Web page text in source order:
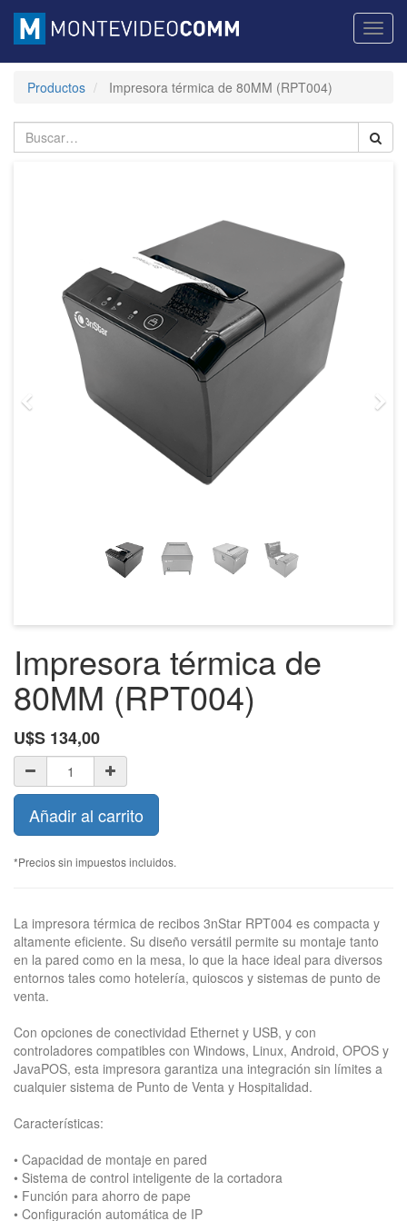
Productos Impresora térmica de 80MM (RPT004)
Previous
Impresora térmica de
80MM (RPT004)
U$S 134,00
Añadir al carrito
*Precios sin impuestos incluidos.
La impresora térmica de recibos 3nStar RPT004 es compacta y
altamente eficiente. Su diseño versátil permite su montaje tanto
en la pared como en la mesa, lo que la hace ideal para diversos
entornos tales como hotelería, quioscos y sistemas de punto de
venta.
Con opciones de conectividad Ethernet y USB, y con
controladores compatibles con Windows, Linux, Android, OPOS y
JavaPOS, esta impresora garantiza una integración sin límites a
cualquier sistema de Punto de Venta y Hospitalidad.
Características:
• Capacidad de montaje en pared
• Sistema de control inteligente de la cortadora
• Función para ahorro de pape
• Configuración automática de IP